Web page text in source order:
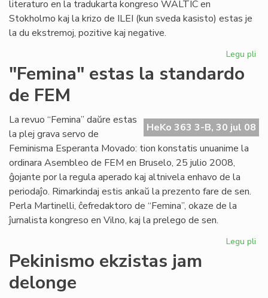
literaturo en la tradukarta kongreso WALTIC en
Stokholmo kaj la krizo de ILEI (kun sveda kasisto) estas je
la du ekstremoj, pozitive kaj negative.
Legu pli
"Femina" estas la standardo
de FEM
HeKo 363 3-B, 30 jul 08
La revuo “Femina” daŭre estas
la plej grava servo de
Feminisma Esperanta Movado: tion konstatis unuanime la
ordinara Asembleo de FEM en Bruselo, 25 julio 2008,
ĝojante por la regula aperado kaj altnivela enhavo de la
periodaĵo. Rimarkindaj estis ankaŭ la prezento fare de sen.
Perla Martinelli, ĉefredaktoro de “Femina”, okaze de la
ĵurnalista kongreso en Vilno, kaj la prelego de sen.
Legu pli
Pekinismo ekzistas jam
delonge